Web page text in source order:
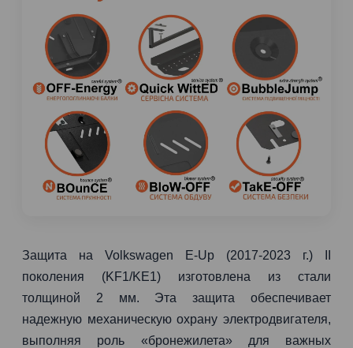
Защита на Volkswagen E-Up (2017-2023 г.) II
поколения (KF1/KE1) изготовлена из стали
толщиной 2 мм. Эта защита обеспечивает
надежную механическую охрану электродвигателя,
выполняя роль «бронежилета» для важных